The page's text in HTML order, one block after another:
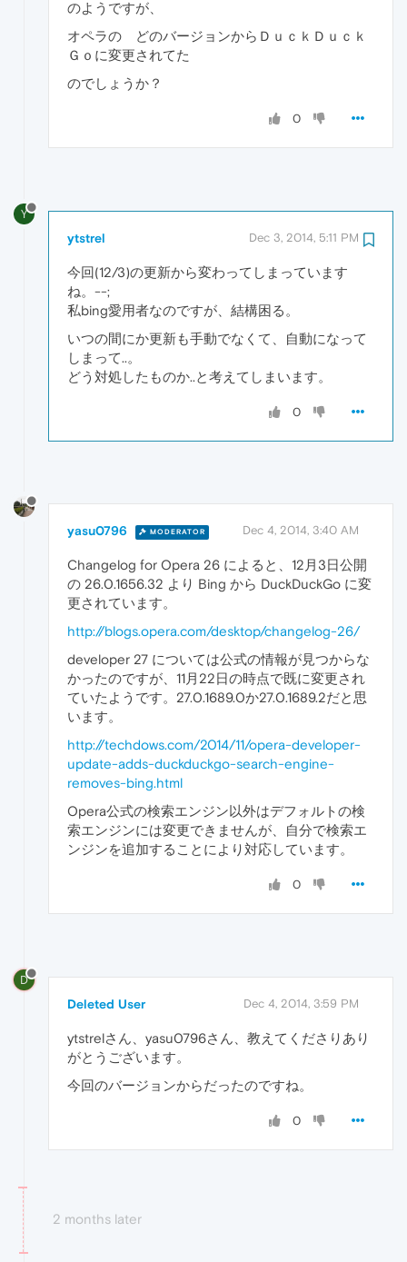
のようですが、
オペラの どのバージョンからＤｕｃｋＤｕｃｋ
Ｇｏに変更されてた
のでしょうか？
0
Y
ytstrel Dec 3, 2014, 5:11 PM
今回(12/3)の更新から変わってしまっています
ね。--;
私bing愛用者なのですが、結構困る。
いつの間にか更新も手動でなくて、自動になって
しまって..。
どう対処したものか..と考えてしまいます。
0
yasu0796 MODERATOR Dec 4, 2014, 3:40 AM
Changelog for Opera 26 によると、12月3日公開
の 26.0.1656.32 より Bing から DuckDuckGo に変
更されています。
http://blogs.opera.com/desktop/changelog-26/
developer 27 については公式の情報が見つからな
かったのですが、11月22日の時点で既に変更され
ていたようです。27.0.1689.0か27.0.1689.2だと思
います。
http://techdows.com/2014/11/opera-developer-
update-adds-duckduckgo-search-engine-
removes-bing.html
Opera公式の検索エンジン以外はデフォルトの検
索エンジンには変更できませんが、自分で検索エ
ンジンを追加することにより対応しています。
0
D
Deleted User Dec 4, 2014, 3:59 PM
ytstrelさん、yasu0796さん、教えてくださりあり
がとうございます。
今回のバージョンからだったのですね。
0
2 months later